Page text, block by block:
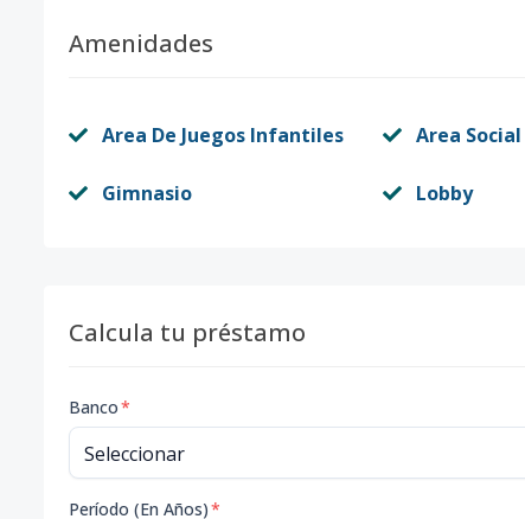
Amenidades
Area De Juegos Infantiles Area Social
Gimnasio Lobby
Calcula tu préstamo
Banco*
Período (En Años)*